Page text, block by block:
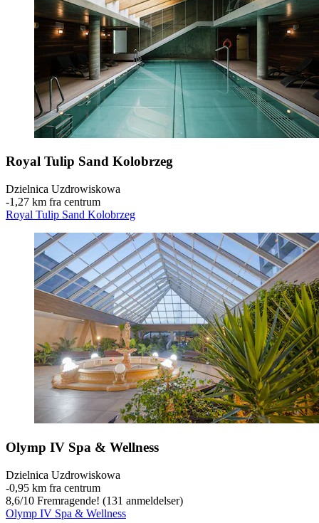
Royal Tulip Sand Kolobrzeg
Dzielnica Uzdrowiskowa
‐1,27 km fra centrum
Royal Tulip Sand Kolobrzeg
Olymp IV Spa & Wellness
Dzielnica Uzdrowiskowa
‐0,95 km fra centrum
8,6/10 Fremragende! (131 anmeldelser)
Olymp IV Spa & Wellness